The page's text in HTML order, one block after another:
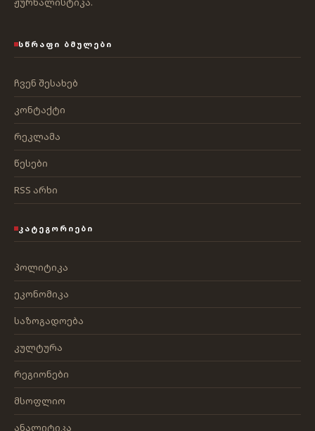
ᲡᲬᲠᲐᲤᲘ ᲑᲛᲣᲚᲔᲑᲘ
ჩვენ შესახებ
კონტაქტი
რეკლამა
წესები
RSS არხი
ᲙᲐᲢᲔᲒᲝᲠᲘᲔᲑᲘ
პოლიტიკა
ეკონომიკა
საზოგადოება
კულტურა
რეგიონები
მსოფლიო
ანალიტიკა